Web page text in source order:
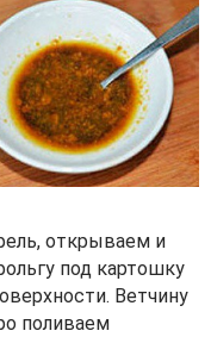
открываем и
под картошку
Ветчину
поливаем